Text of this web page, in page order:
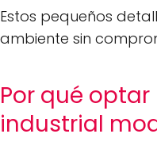
Estos pequeños
ambiente sin
Por qué
industrial